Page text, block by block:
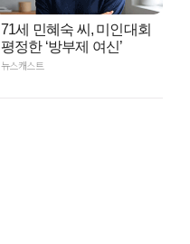
71세 민혜숙 씨, 미인대회
평정한 ‘방부제 여신’
뉴스캐스트